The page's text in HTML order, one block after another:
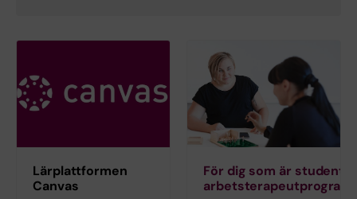
Lärplattformen
Canvas
För dig som är student